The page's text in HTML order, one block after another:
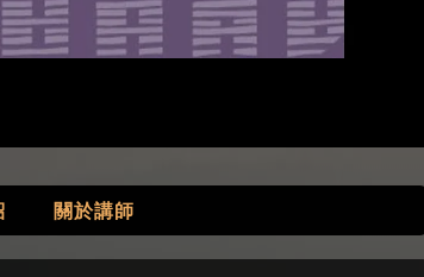
關於講師